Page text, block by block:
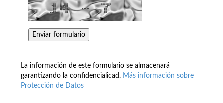
La información de este formulario se almacenará
garantizando la confidencialidad. Más información sobre
Protección de Datos